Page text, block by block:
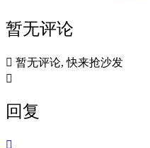
暂无评论
 暂无评论, 快来抢沙发

回复
